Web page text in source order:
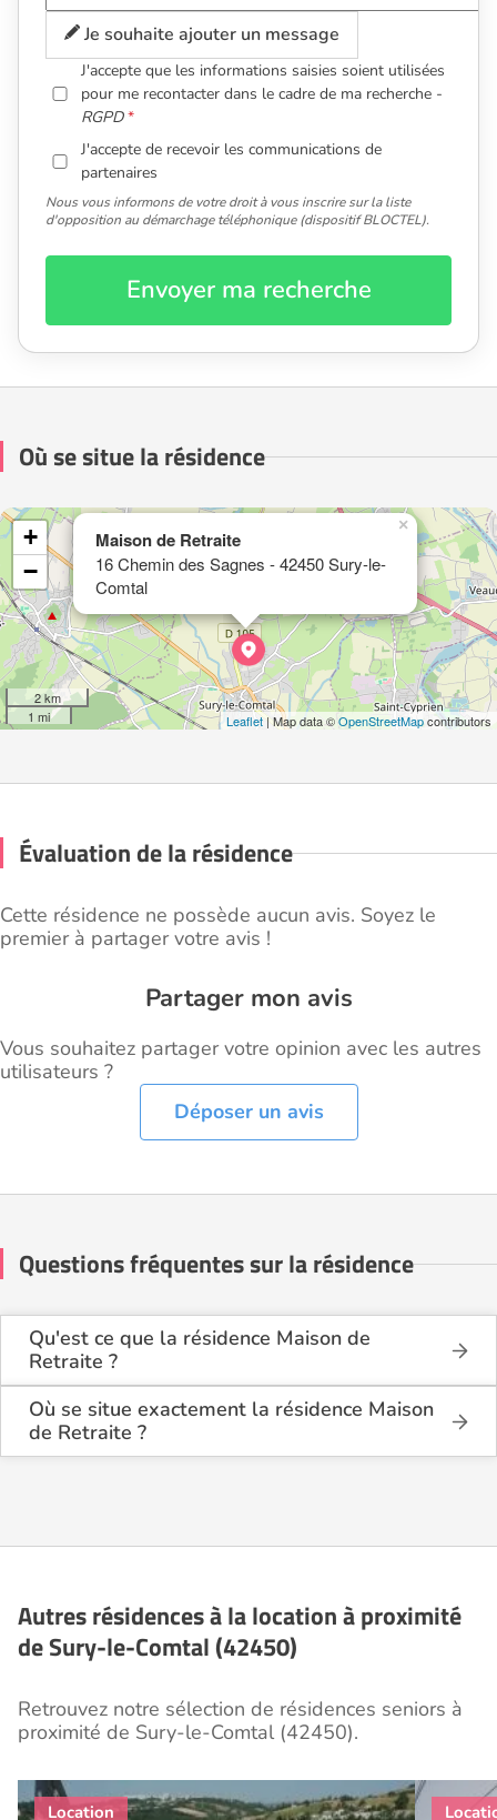
Je souhaite ajouter un message
J'accepte que les informations saisies soient utilisées
pour me recontacter dans le cadre de ma recherche -
RGPD
J'accepte de recevoir les communications de
partenaires
Nous vous informons de votre droit à vous inscrire sur la liste
d'opposition au démarchage téléphonique (dispositif BLOCTEL).
Envoyer ma recherche
Où se situe la résidence
Maison de Retraite
16 Chemin des Sagnes - 42450 Sury-le-
Comtal
×
+
−
2 km
1 mi
Leaflet| Map data ©OpenStreetMapcontributors
Évaluation de la résidence
Cette résidence ne possède aucun avis. Soyez le
premier à partager votre avis !
Partager mon avis
Vous souhaitez partager votre opinion avec les autres
utilisateurs ?
Déposer un avis
Questions fréquentes sur la résidence
Qu'est ce que la résidence Maison de
Retraite ?
La résidence Maison de Retraite est une résidence
seniors de type foyer logement - résidence
autonomie .
Où se situe exactement la résidence Maison
de Retraite ?
La résidence Maison de Retraite est située 16
Autres résidences à la location à proximité
de Sury-le-Comtal (42450)
Retrouvez notre sélection de résidences seniors à
proximité de Sury-le-Comtal (42450).